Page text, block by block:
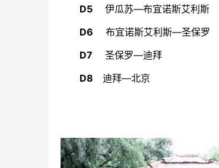
D5 伊瓜苏—布宜诺斯艾利斯
D6
布宜诺斯艾利斯—圣保罗
D7 圣保罗—迪拜
D8 迪拜—北京